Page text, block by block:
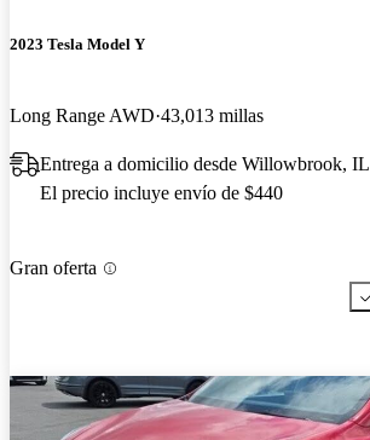
2023 Tesla Model Y
Long Range AWD 43,013 millas
Entrega a domicilio desde Willowbrook, IL
El precio incluye envío de $440
Gran oferta